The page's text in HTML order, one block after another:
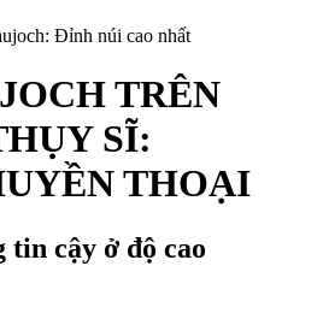
Đỉnh núi cao nhất
TRÊN
SĨ:
THOẠI
cậy ở độ cao